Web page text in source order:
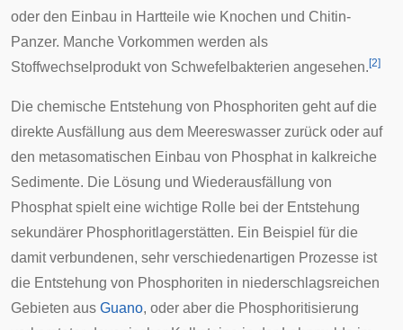
oder den Einbau in Hartteile wie Knochen und Chitin-
Panzer. Manche Vorkommen werden als
Stoffwechselprodukt von Schwefelbakterien angesehen. [2]
Die chemische Entstehung von Phosphoriten geht auf die
direkte Ausfällung aus dem Meereswasser zurück oder auf
den metasomatischen Einbau von Phosphat in kalkreiche
Sedimente. Die Lösung und Wiederausfällung von
Phosphat spielt eine wichtige Rolle bei der Entstehung
sekundärer Phosphoritlagerstätten. Ein Beispiel für die
damit verbundenen, sehr verschiedenartigen Prozesse ist
die Entstehung von Phosphoriten in niederschlagsreichen
Gebieten aus Guano, oder aber die Phosphoritisierung